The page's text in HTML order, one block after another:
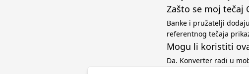
Zašto se moj tečaj
Banke i pružatelji
referentnog tečaja
Mogu li koristiti
Da. Konverter radi u